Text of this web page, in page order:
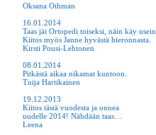
Oksana Othman
16.01.2014
Taas jäi Ortopedi toiseksi, näin käy usein.
Kiitos myös Janne hyvästä hieronnasta.
Kirsti Pousi-Lehtonen
08.01.2014
Pitkästä aikaa nikamat kuntoon.
Tuija Hartikainen
19.12.2013
Kiitos tästä vuodesta ja onnea
uudelle 2014! Nähdään taas…
Leena